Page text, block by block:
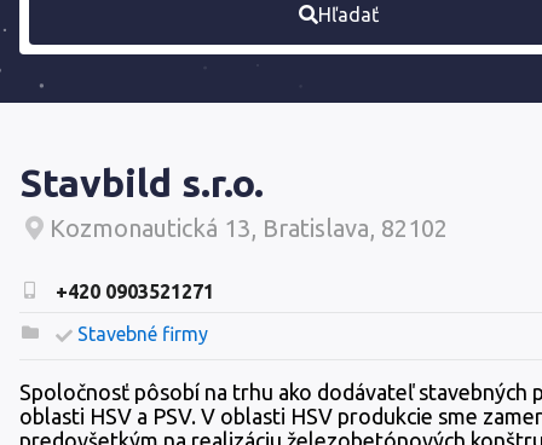
Hľadať
Stavbild s.r.o.
Kozmonautická 13, Bratislava, 82102
+420 0903521271
Stavebné firmy
Spoločnosť pôsobí na trhu ako dodávateľ stavebných
oblasti HSV a PSV. V oblasti HSV produkcie sme
predovšetkým na realizáciu železobetónových